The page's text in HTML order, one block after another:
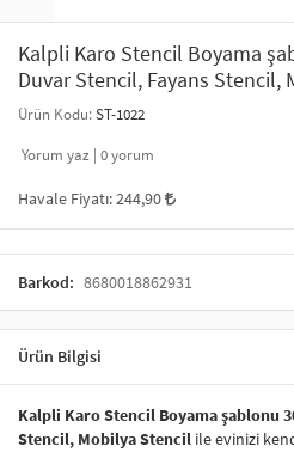
ŞAL VE FULAR
ODA KOKUSU VE MUM
Kalpli Karo Stencil Boyama
Duvar Stencil, Fayans Stencil,
Ürün Kodu:ST-1022
Yorum yaz | 0yorum
Havale Fiyatı:244,90
Barkod: 8680018862931
Ürün Bilgisi
Kalpli Karo Stencil Boyama şablonu
Stencil, Mobilya Stencil ile evinizi